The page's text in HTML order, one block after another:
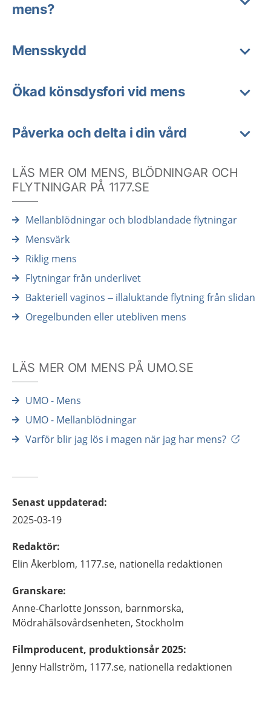
mens?
Mensskydd
Ökad könsdysfori vid mens
Påverka och delta i din vård
LÄS MER OM MENS, BLÖDNINGAR OCH
FLYTNINGAR PÅ 1177.SE
Mellanblödningar och blodblandade flytningar
Mensvärk
Riklig mens
Flytningar från underlivet
Bakteriell vaginos – illaluktande flytning från slidan
Oregelbunden eller utebliven mens
LÄS MER OM MENS PÅ UMO.SE
UMO - Mens
UMO - Mellanblödningar
Varför blir jag lös i magen när jag har mens?
Senast uppdaterad:
2025-03-19
Redaktör:
Elin Åkerblom, 1177.se, nationella redaktionen
Granskare:
Anne-Charlotte Jonsson, barnmorska,
Mödrahälsovårdsenheten, Stockholm
Filmproducent, produktionsår 2025:
Jenny Hallström, 1177.se, nationella redaktionen